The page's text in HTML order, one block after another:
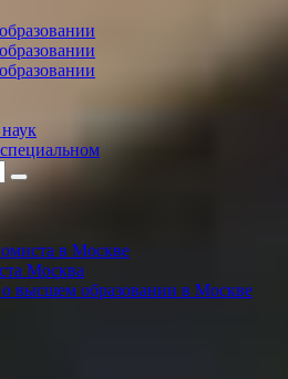
в Москве
Москва
о высшем образовании в Москве